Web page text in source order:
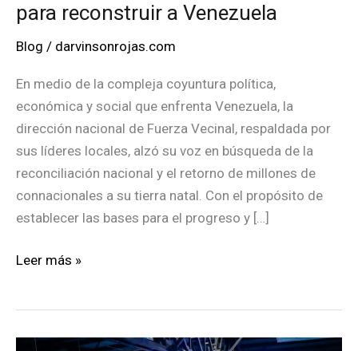
para reconstruir a Venezuela
Blog / darvinsonrojas.com
En medio de la compleja coyuntura política,
económica y social que enfrenta Venezuela, la
dirección nacional de Fuerza Vecinal, respaldada por
sus líderes locales, alzó su voz en búsqueda de la
reconciliación nacional y el retorno de millones de
connacionales a su tierra natal. Con el propósito de
establecer las bases para el progreso y […]
Fuerza
Leer más »